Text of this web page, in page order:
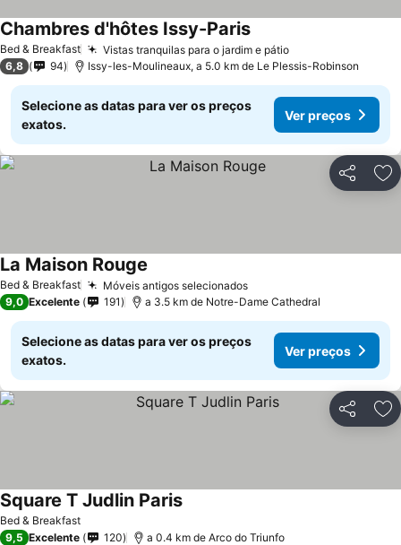
Bed & Breakfast Vistas tranquilas para o jardim e pátio
Chambres d'hôtes Issy-Paris
6,8 94 Issy-les-Moulineaux, a 5.0 km de Le Plessis-Robinson
Selecione as datas para ver os preços
exatos.
Ver preços
Partilhar
Bed & Breakfast Móveis antigos selecionados
La Maison Rouge
9,0 Excelente 191 a 3.5 km de Notre-Dame Cathedral
Selecione as datas para ver os preços
exatos.
Ver preços
Partilhar
Bed & Breakfast
Square T Judlin Paris
9,5 Excelente 120 a 0.4 km de Arco do Triunfo